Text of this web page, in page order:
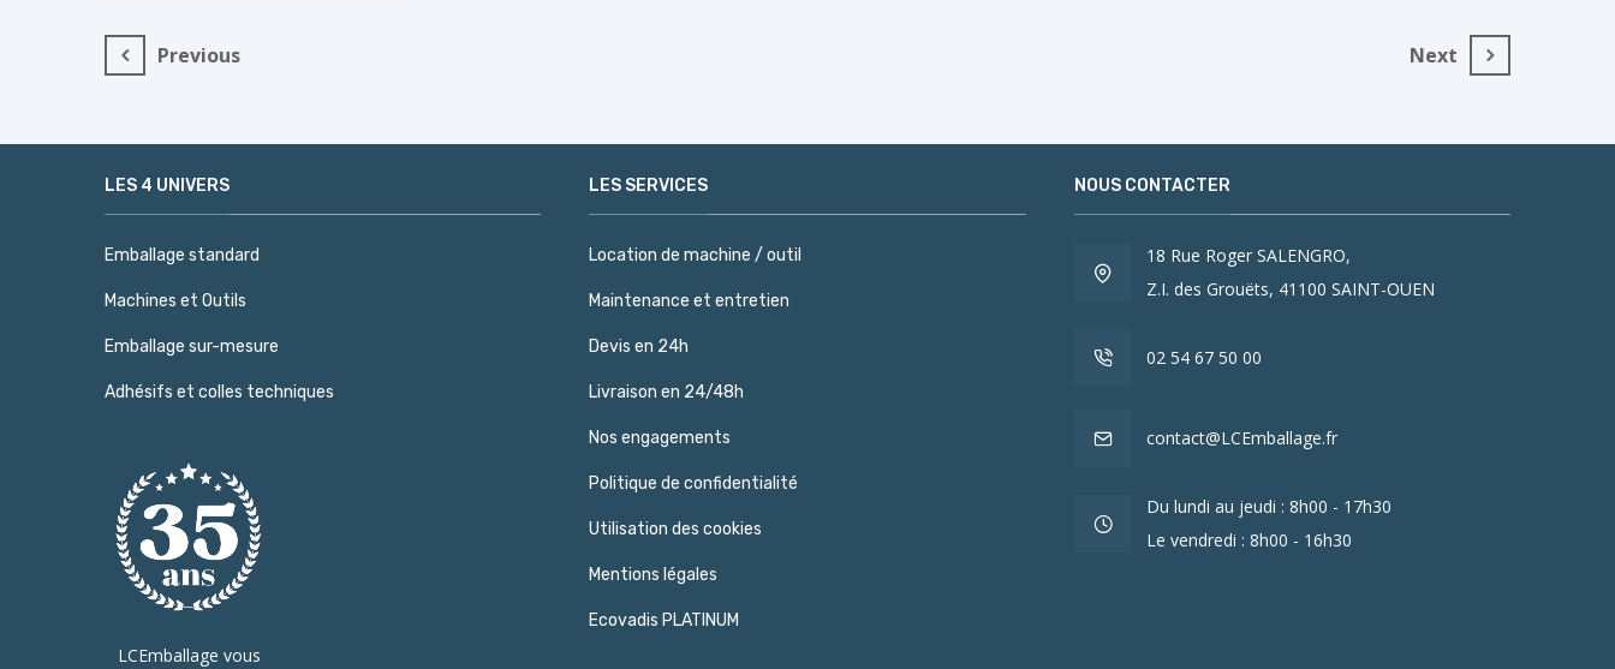
Navigation
l’article
Previous Next
LES 4 UNIVERS
Emballage standard
Machines et Outils
Emballage sur-mesure
Adhésifs et colles techniques
LCEmballage vous
LES SERVICES
Location de machine / outil
Maintenance et entretien
Devis en 24h
Livraison en 24/48h
Nos engagements
Politique de confidentialité
Utilisation des cookies
Mentions légales
Ecovadis PLATINUM
NOUS CONTACTER
18 Rue Roger SALENGRO,
Z.I. des Grouëts, 41100 SAINT-OUEN
02 54 67 50 00
contact@LCEmballage.fr
Du lundi au jeudi : 8h00 - 17h30
Le vendredi : 8h00 - 16h30